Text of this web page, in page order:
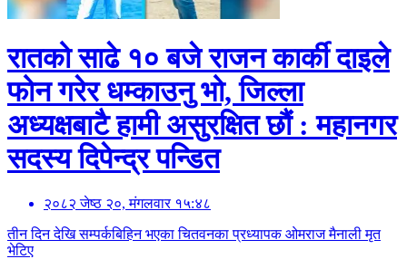
रातको साढे १० बजे राजन कार्की दाइले
फोन गरेर धम्काउनु भो, जिल्ला
अध्यक्षबाटै हामी असुरक्षित छौं : महानगर
सदस्य दिपेन्द्र पन्डित
२०८२ जेष्ठ २०, मंगलवार १५:४८
तीन दिन देखि सम्पर्कबिहिन भएका चितवनका प्रध्यापक ओमराज मैनाली मृत
भेटिए